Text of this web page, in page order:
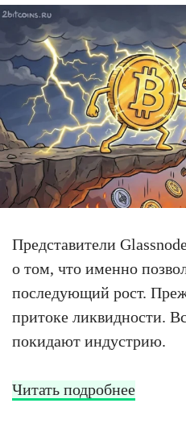
Представители
о том, что именно
последующий рост.
притоке ликвидности.
покидают индустрию.
Читать подробнее